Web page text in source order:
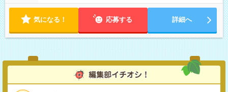
気になる！ 応募する 詳細へ